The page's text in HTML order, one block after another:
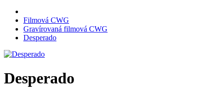
Filmová CWG
Gravírovaná filmová CWG
Desperado
Desperado